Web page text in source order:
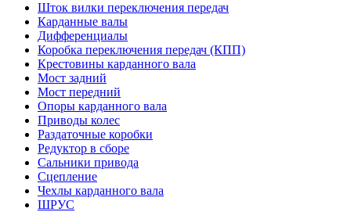
Шток вилки переключения передач
Карданные валы
Дифференциалы
Коробка переключения передач (КПП)
Крестовины карданного вала
Мост задний
Мост передний
Опоры карданного вала
Приводы колес
Раздаточные коробки
Редуктор в сборе
Сальники привода
Сцепление
Чехлы карданного вала
ШРУС